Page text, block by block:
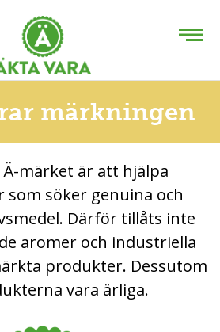
märkningen
märket är att hjälpa
som söker genuina och
Därför tillåts inte
aromer och industriella
produkter. Dessutom
vara ärliga.